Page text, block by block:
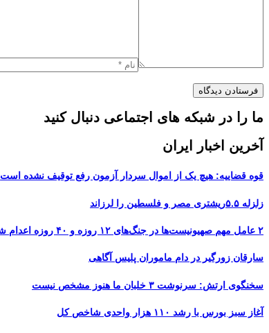
ما را در شبکه های اجتماعی دنبال کنید
آخرین اخبار ایران
قوه قضاییه: هیچ یک از اموال سردار آزمون رفع توقیف نشده است
زلزله ۵.۵ریشتری مصر و فلسطین را لرزاند
۲ عامل مهم صهیونیست‌ها در جنگ‌های ۱۲ روزه و ۴۰ روزه اعدام شدند
سارقان زورگیر در دام ماموران پلیس آگاهی
سخنگوی ارتش: سرنوشت ۳ خلبان ما هنوز مشخص نیست
آغاز سبز بورس با رشد ۱۱۰ هزار واحدی شاخص کل